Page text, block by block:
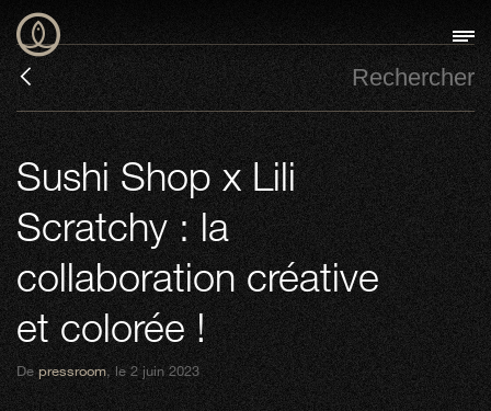
Sushi Shop x Lili
Scratchy : la
collaboration créative
et colorée !
Depressroom, le 2 juin 2023